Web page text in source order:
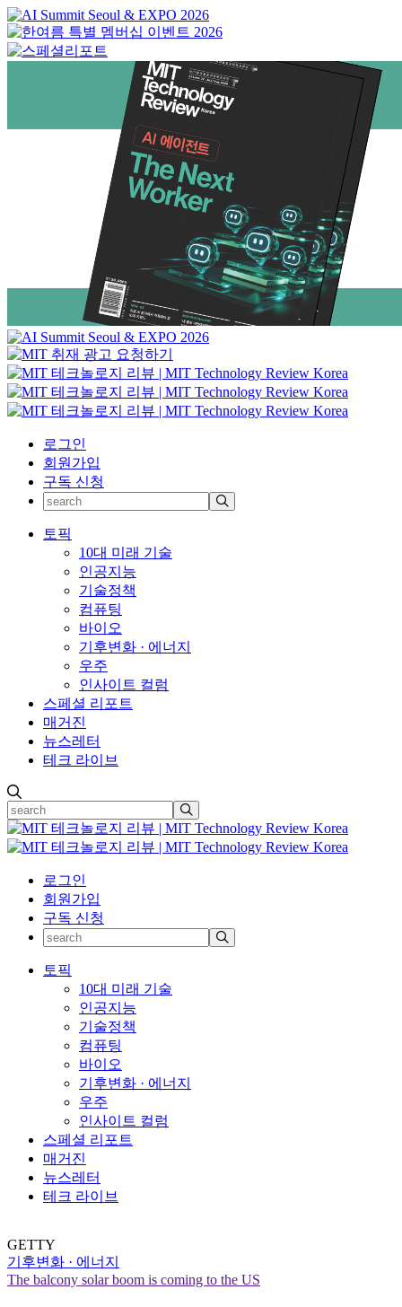
로그인
회원가입
구독 신청
토픽
10대 미래 기술
인공지능
기술정책
컴퓨팅
바이오
기후변화 · 에너지
우주
인사이트 컬럼
스페셜 리포트
매거진
뉴스레터
테크 라이브
로그인
회원가입
구독 신청
토픽
10대 미래 기술
인공지능
기술정책
컴퓨팅
바이오
기후변화 · 에너지
우주
인사이트 컬럼
스페셜 리포트
매거진
뉴스레터
테크 라이브
GETTY
기후변화 · 에너지
The balcony solar boom is coming to the US